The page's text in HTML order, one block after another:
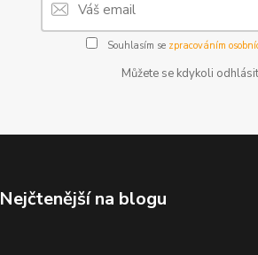
Souhlasím se zpracováním
Můžete se kdykoli
Nejčtenější na blogu